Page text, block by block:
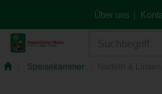
Über uns |
Speisekammer